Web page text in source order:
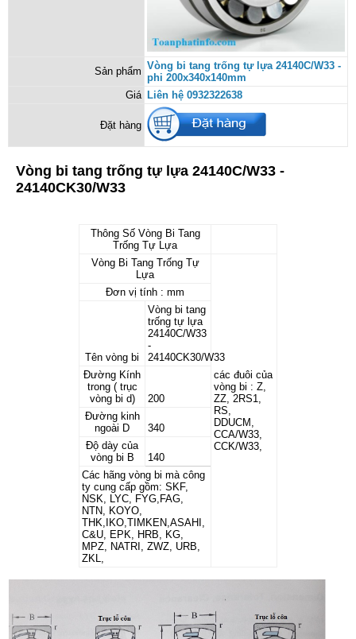
Sản phẩm Vòng bi tang trống tự lựa 24140C/W33 -
phi 200x340x140mm
Giá Liên hệ 0932322638
Đặt hàng
Vòng bi tang trống tự lựa 24140C/W33 -
24140CK30/W33
Thông Số Vòng Bi Tang
Trống Tự Lựa
Vòng Bi Tang Trống Tự
Lựa
các đuôi của
vòng bi : Z,
ZZ, 2RS1,
RS,
DDUCM,
CCA/W33,
CCK/W33,
Đơn vị tính : mm
Tên vòng bi
Vòng bi tang
trống tự lựa
24140C/W33
-
24140CK30/W33
Đường Kính
trong ( trục
vòng bi d)
200
Đường kinh
ngoài D
340
Độ dày của
vòng bi B
140
Các hãng vòng bi mà công
ty cung cấp gồm: SKF,
NSK, LYC, FYG,FAG,
NTN, KOYO,
THK,IKO,TIMKEN,ASAHI,
C&U, EPK, HRB, KG,
MPZ, NATRI, ZWZ, URB,
ZKL,